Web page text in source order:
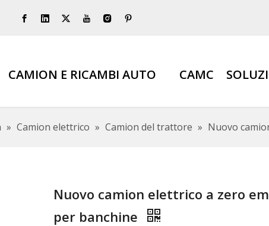
CAMION E RICAMBI AUTO CAMC
» Camion elettrico » Camion del trattore » Nuovo
Nuovo camion elettrico a zero
per banchine